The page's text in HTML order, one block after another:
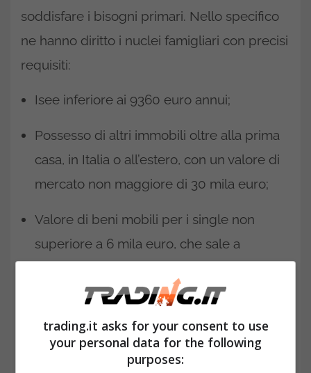
soddisfare i bisogni primari. Nello specifico
ne hanno diritto i nuclei famigliari con precisi
requisiti:
Isee inferiore ai 9360 euro annui;
Possesso di altri immobili oltre alla prima
casa, in Italia o all’estero, con un valore di
mercato non maggiore di 30 mila euro;
Valore di beni mobili per i single non
superiore a 6 mila euro, che sale a
la famiglia (se ci sono più figli o persone
trading.it asks for your consent to use
your personal data for the following
purposes: